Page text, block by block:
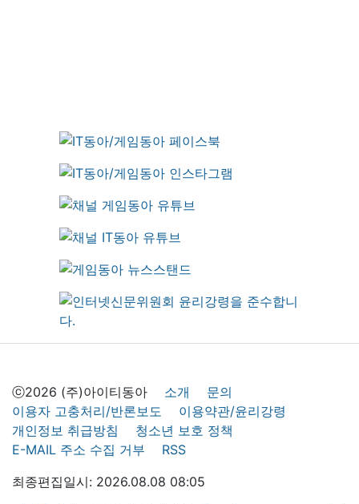
ⓒ2026 (주)아이티동아 소개
문의
이용자 고충처리/반론보도
이용약관/윤리강령
개인정보 취급방침
청소년 보호 정책
E-MAIL 주소 수집 거부
RSS
최종편집일시: 2026.08.08 08:05